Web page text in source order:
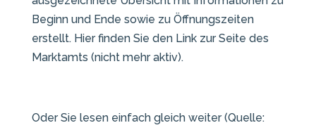
Beginn und Ende sowie zu Öffnungszeiten
erstellt. Hier finden Sie den Link zur Seite des
Marktamts (nicht mehr aktiv).
Oder Sie lesen einfach gleich weiter (Quelle: